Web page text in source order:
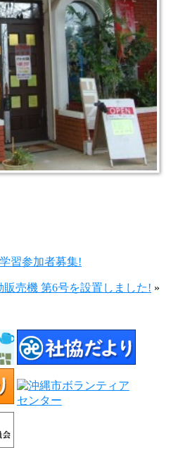
習参加者募集!
販売機 第6号を設置しました! »